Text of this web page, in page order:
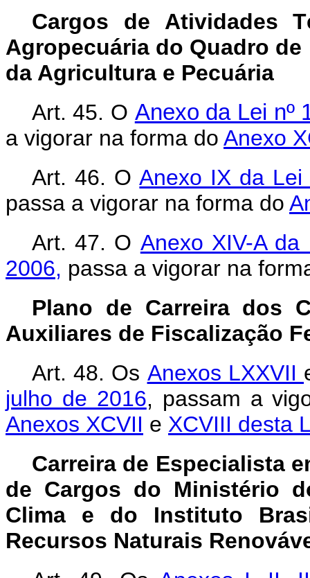
Cargos de Atividades
Agropecuária do Quadro
da Agricultura e Pecuária
Art. 45. O Anexo da Lei nº
a vigorar na forma do Anexo
Art. 46. OAnexo IX da
passa a vigorar na forma do
Art. 47. O Anexo XIV-A
2006, passa a vigorar na
Plano de Carreira dos
Auxiliares de Fiscalização
Art. 48. Os Anexos LXXVII
julho de 2016, passam a
Anexos XCVII e XCVIII desta
Carreira de Especialista
de Cargos do Ministério
Clima e do Instituto
Recursos Naturais